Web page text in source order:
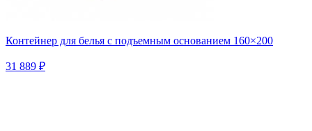
Контейнер для белья с подъемным основанием 160×200
31 889 ₽